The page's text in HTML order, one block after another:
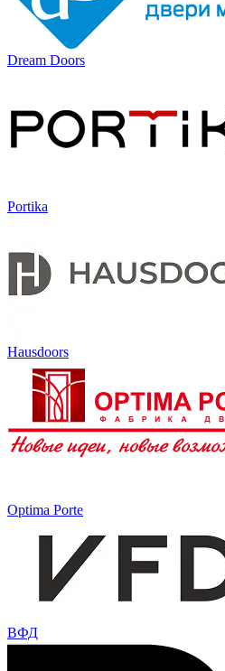
Dream Doors
Portika
Hausdoors
Optima Porte
ВФД